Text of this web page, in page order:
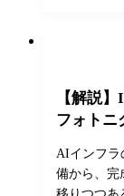
【解説
フォトニ
AIインフラ
備から、完